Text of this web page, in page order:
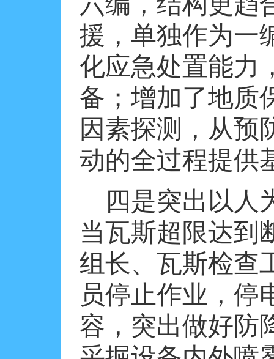
援，单独作为一
化应急处置能力
备；增加了地质
因素探测，从预
动的全过程提供
四是突出以人
当瓦斯超限达到
组长、瓦斯检查
员停止作业，停
容，突出做好防